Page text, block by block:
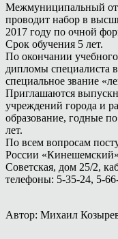
Межмуниципальный
проводит набор в
2017 году по очной
Срок обучения 5 лет.
По окончании
дипломы специалиста
специальное звание
Приглашаются
учреждений города и
образование, годные
лет.
По всем вопросам
России
Советская, дом 25/2,
телефоны: 5-35-24, 5-
Автор: Михаил